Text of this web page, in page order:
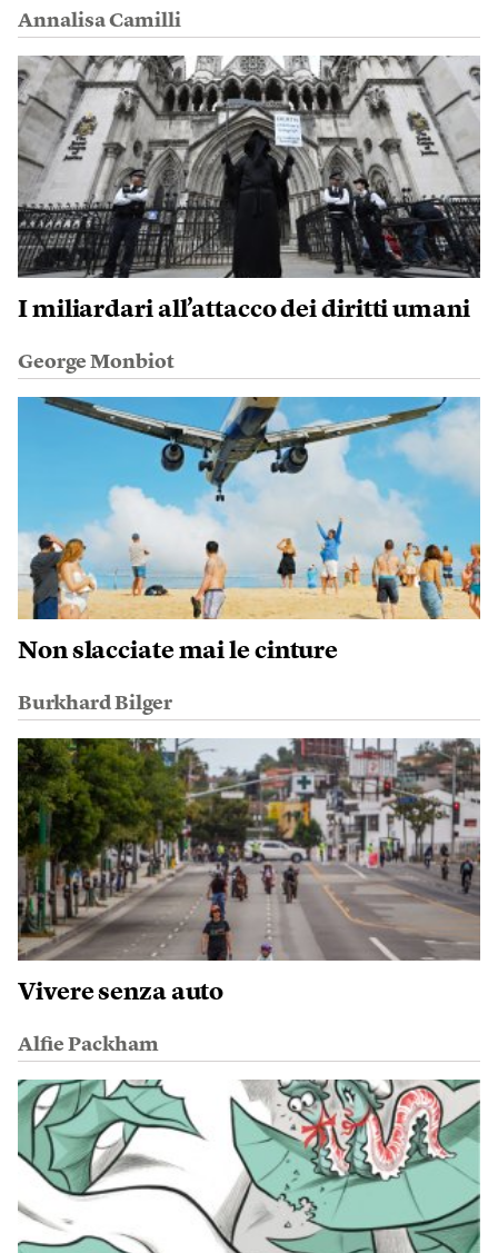
Annalisa Camilli
I miliardari all’attacco dei diritti umani
George Monbiot
Non slacciate mai le cinture
Burkhard Bilger
Vivere senza auto
Alfie Packham